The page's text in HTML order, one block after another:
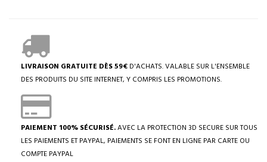
LIVRAISON GRATUITE DÈS 59€ D'ACHATS. VALABLE SUR L'ENSEMBLE
DES PRODUITS DU SITE INTERNET, Y COMPRIS LES PROMOTIONS.
PAIEMENT 100% SÉCURISÉ.AVEC LA PROTECTION 3D SECURE SUR TOUS
LES PAIEMENTS ET PAYPAL, PAIEMENTS SE FONT EN LIGNE PAR CARTE OU
COMPTE PAYPAL